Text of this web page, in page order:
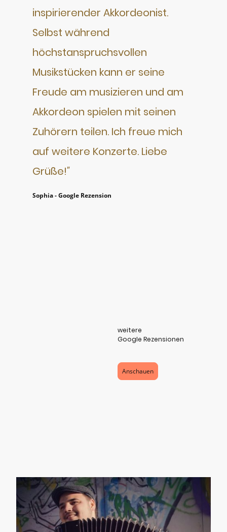
inspirierender Akkordeonist.
Selbst während
höchstanspruchsvollen
Musikstücken kann er seine
Freude am musizieren und am
Akkordeon spielen mit seinen
Zuhörern teilen. Ich freue mich
auf weitere Konzerte. Liebe
Grüße!"
Sophia - Google Rezension
weitere
Google Rezensionen
Anschauen